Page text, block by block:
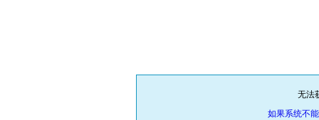
无法
如果系统不